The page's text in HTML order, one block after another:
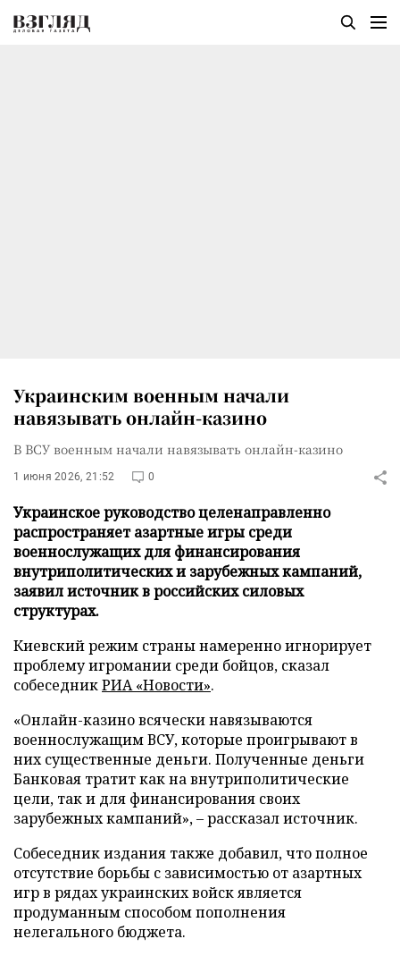
Украинским военным начали
навязывать онлайн-казино
В ВСУ военным начали навязывать онлайн-казино
1 июня 2026, 21:52 0
Украинское руководство целенаправленно
распространяет азартные игры среди
военнослужащих для финансирования
внутриполитических и зарубежных кампаний,
заявил источник в российских силовых
структурах.
Киевский режим страны намеренно игнорирует
проблему игромании среди бойцов, сказал
собеседникРИА «Новости».
«Онлайн-казино всячески навязываются
военнослужащим ВСУ, которые проигрывают в
них существенные деньги. Полученные деньги
Банковая тратит как на внутриполитические
цели, так и для финансирования своих
зарубежных кампаний», – рассказал источник.
Собеседник издания также добавил, что полное
отсутствие борьбы с зависимостью от азартных
игр в рядах украинских войск является
продуманным способом пополнения
нелегального бюджета.